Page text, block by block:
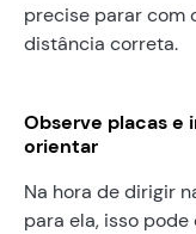
precise parar com
distância correta.
Observe placas e
orientar
Na hora de dirigir
para ela, isso